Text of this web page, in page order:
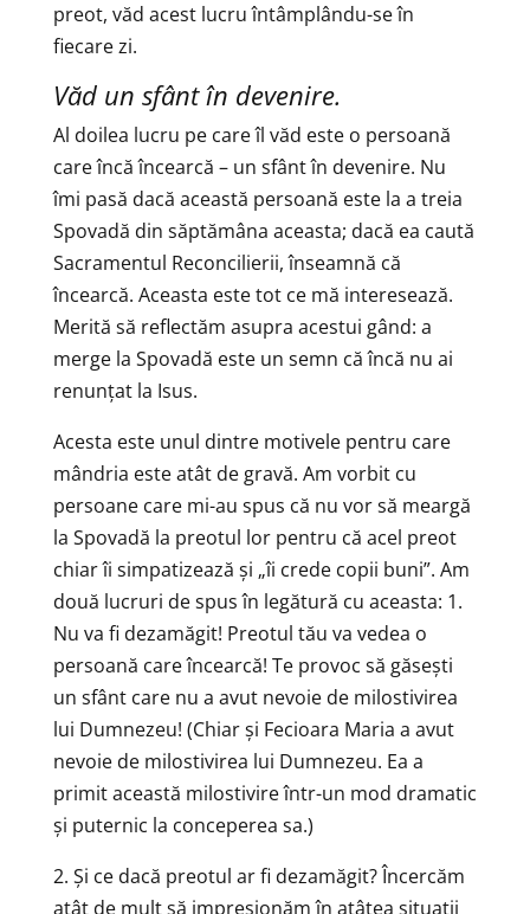
preot, văd acest lucru întâmplându-se în
fiecare zi.
Văd un sfânt în devenire.
Al doilea lucru pe care îl văd este o persoană
care încă încearcă – un sfânt în devenire. Nu
îmi pasă dacă această persoană este la a treia
Spovadă din săptămâna aceasta; dacă ea caută
Sacramentul Reconcilierii, înseamnă că
încearcă. Aceasta este tot ce mă interesează.
Merită să reflectăm asupra acestui gând: a
merge la Spovadă este un semn că încă nu ai
renunțat la Isus.
Acesta este unul dintre motivele pentru care
mândria este atât de gravă. Am vorbit cu
persoane care mi-au spus că nu vor să meargă
la Spovadă la preotul lor pentru că acel preot
chiar îi simpatizează și „îi crede copii buni”. Am
două lucruri de spus în legătură cu aceasta: 1.
Nu va fi dezamăgit! Preotul tău va vedea o
persoană care încearcă! Te provoc să găsești
un sfânt care nu a avut nevoie de milostivirea
lui Dumnezeu! (Chiar și Fecioara Maria a avut
nevoie de milostivirea lui Dumnezeu. Ea a
primit această milostivire într-un mod dramatic
și puternic la conceperea sa.)
2. Și ce dacă preotul ar fi dezamăgit? Încercăm
atât de mult să impresionăm în atâtea situații